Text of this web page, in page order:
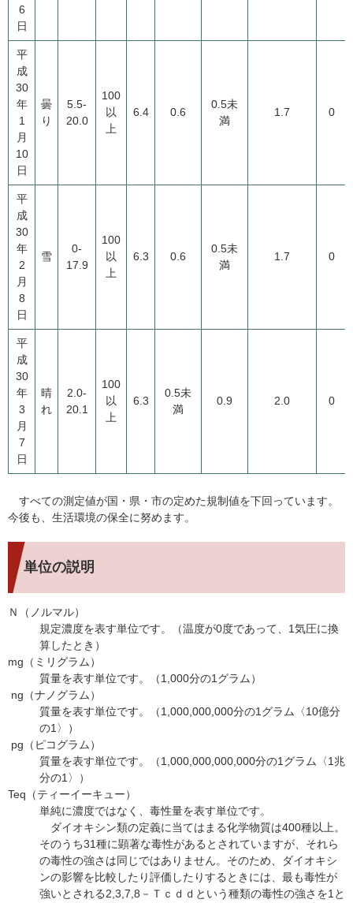
6
日
平
成
30
年
1
月
10
日
曇
り
5.5-
20.0
100
以
上
6.4 0.6
0.5未
満
1.7 0
平
成
30
年
2
月
8
日
雪
0-
17.9
100
以
上
6.3 0.6
0.5未
満
1.7 0
平
成
30
年
3
月
7
日
晴
れ
2.0-
20.1
100
以
上
6.3
0.5未
満
0.9 2.0 0
すべての測定値が国・県・市の定めた規制値を下回っています。
今後も、生活環境の保全に努めます。
単位の説明
Ｎ（ノルマル）
規定濃度を表す単位です。（温度が0度であって、1気圧に換
算したとき）
mg（ミリグラム）
質量を表す単位です。（1,000分の1グラム）
ng（ナノグラム）
質量を表す単位です。（1,000,000,000分の1グラム〈10億分
の1〉）
pg（ピコグラム）
質量を表す単位です。（1,000,000,000,000分の1グラム〈1兆
分の1〉）
Teq（ティーイーキュー）
単純に濃度ではなく、毒性量を表す単位です。
ダイオキシン類の定義に当てはまる化学物質は400種以上。
そのうち31種に顕著な毒性があるとされていますが、それら
の毒性の強さは同じではありません。そのため、ダイオキシ
ンの影響を比較したり評価したりするときには、最も毒性が
強いとされる2,3,7,8－Ｔｃｄｄという種類の毒性の強さを1と